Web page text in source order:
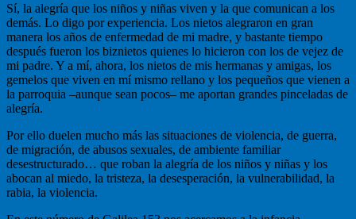
Sí, la alegría que los niños y niñas viven y la que comunican a los
demás. Lo digo por experiencia. Los nietos alegraron en gran
manera los años de enfermedad de mi madre, y bastante tiempo
después fueron los biznietos quienes lo hicieron con los de vejez de
mi padre. Y a mí, ahora, los nietos de mis hermanas y amigas, los
gemelos que viven en mí mismo rellano y los pequeños que vienen a
la parroquia –aunque sean pocos– me aportan grandes pinceladas de
alegría.
Por ello duelen mucho más las situaciones de violencia, de guerra,
de migración, de abusos sexuales, de ambiente familiar
desestructurado… que roban la alegría de los niños y niñas y los
abocan al miedo, la tristeza, la desesperación, la vulnerabilidad, la
rabia, la violencia.